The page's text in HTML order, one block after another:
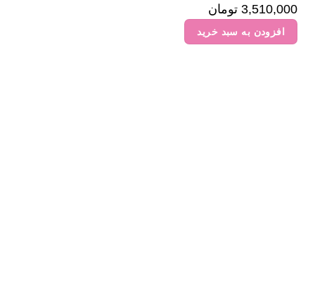
3,510,000 تومان
افزودن به سبد خرید